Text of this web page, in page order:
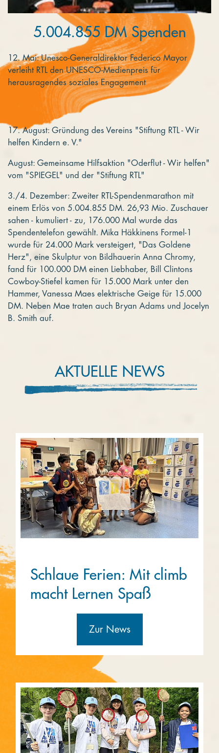
5.004.855 DM Spenden
12. Mai: Unesco-Generaldirektor Federico Mayor
verleiht RTL den UNESCO-Medienpreis für
herausragendes soziales Engagement
17. August: Gründung des Vereins "Stiftung RTL - Wir
helfen Kindern e. V."
August: Gemeinsame Hilfsaktion "Oderflut - Wir helfen"
vom "SPIEGEL" und der "Stiftung RTL"
3./4. Dezember: Zweiter RTL-Spendenmarathon mit
einem Erlös von 5.004.855 DM. 26,93 Mio. Zuschauer
sahen - kumuliert - zu, 176.000 Mal wurde das
Spendentelefon gewählt. Mika Häkkinens Formel-1
wurde für 24.000 Mark versteigert, "Das Goldene
Herz", eine Skulptur von Bildhauerin Anna Chromy,
fand für 100.000 DM einen Liebhaber, Bill Clintons
Cowboy-Stiefel kamen für 15.000 Mark unter den
Hammer, Vanessa Maes elektrische Geige für 15.000
DM. Neben Mae traten auch Bryan Adams und Jocelyn
B. Smith auf.
AKTUELLE NEWS
Schlaue Ferien: Mit climb
macht Lernen Spaß
Zur News